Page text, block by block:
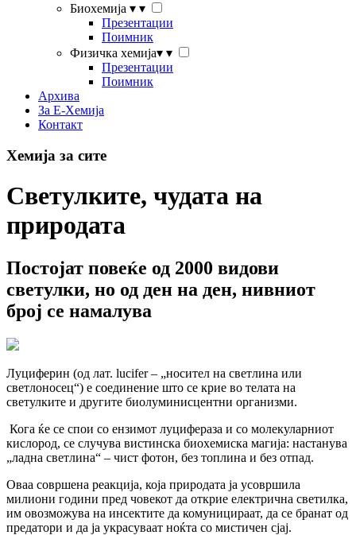
Биохемија ▾ ▾
Презентации
Поимник
Физичка хемија▾ ▾
Презентации
Поимник
Архива
За Е-Хемија
Контакт
Хемија за сите
Светулките, чудата на
природата
Постојат повеќе од 2000 видови
светулки, но од ден на ден, нивниот
број се намалува
Луциферин (од лат. lucifer – „носител на светлина или
светлоносец“) е соединение што се крие во телата на
светулките и другите биолуминисцентни организми.
Кога ќе се спои со ензимот луцифераза и со молекуларниот
кислород, се случува вистинска биохемиска магија: настанува
„ладна светлина“ – чист фотон, без топлина и без отпад.
Оваа совршена реакција, која природата ја усовршила
милиони години пред човекот да открие електрична светилка,
им овозможува на инсектите да комуницираат, да се бранат од
предатори и да ја украсуваат ноќта со мистичен сјај.